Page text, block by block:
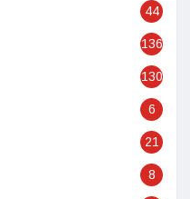
44
136
130
6
21
8